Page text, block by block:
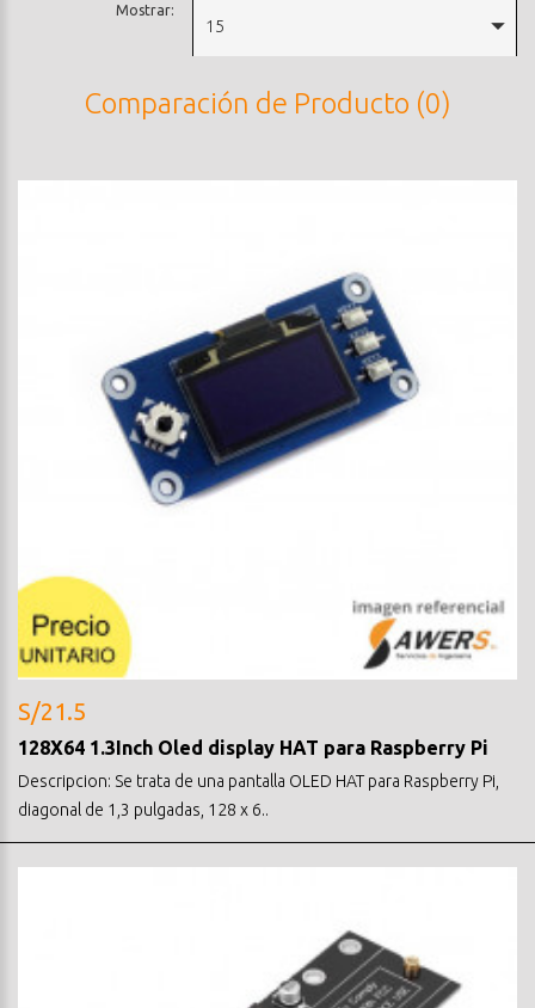
Mostrar:
15
Comparación de Producto (0)
S/21.5
128X64 1.3Inch Oled display HAT para Raspberry Pi
Descripcion: Se trata de una pantalla OLED HAT para Raspberry Pi,
diagonal de 1,3 pulgadas, 128 x 6..